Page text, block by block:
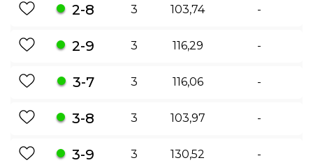
2-8 3 103,74 -
2-9 3 116,29 -
3-7 3 116,06 -
3-8 3 103,97 -
3-9 3 130,52 -